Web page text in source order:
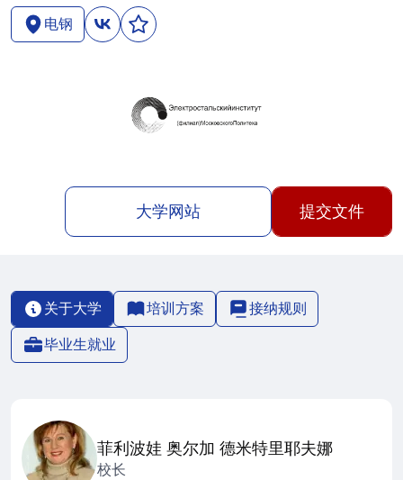
电钢
大学网站 提交文件
关于大学 培训方案
接纳规则
毕业生就业
菲利波娃 奥尔加 德米特里耶夫娜
校长